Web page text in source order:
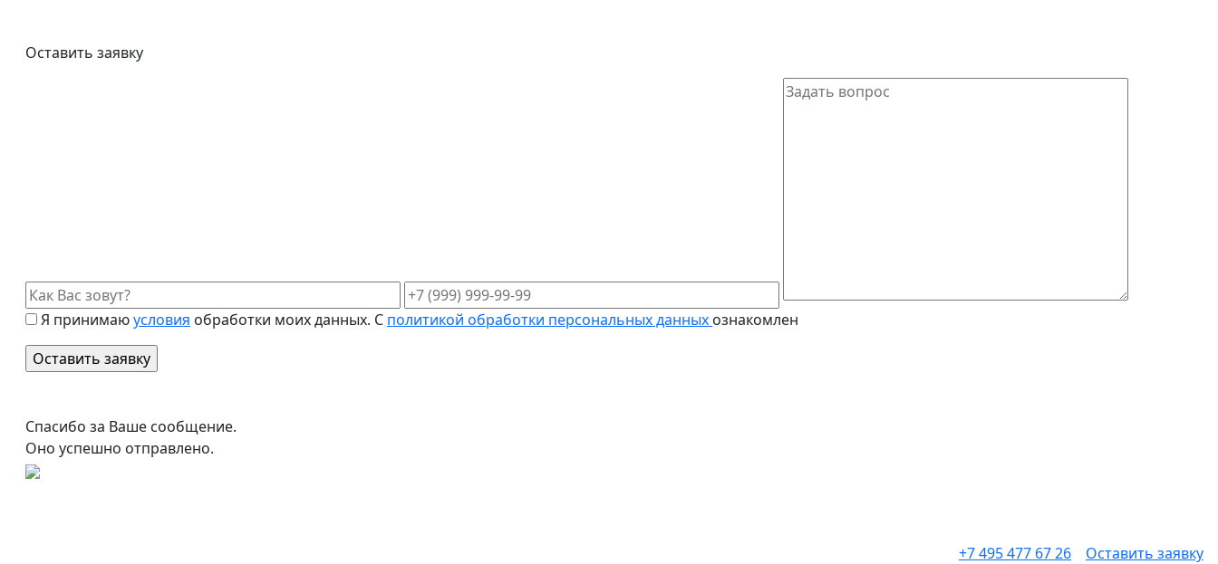
Оставить заявку
Я принимаюусловия обработки моих данных. С политикой обработки персональных данных ознакомлен
Спасибо за Ваше сообщение.
Оно успешно отправлено.
+7 495 477 67 26 Оставить заявку